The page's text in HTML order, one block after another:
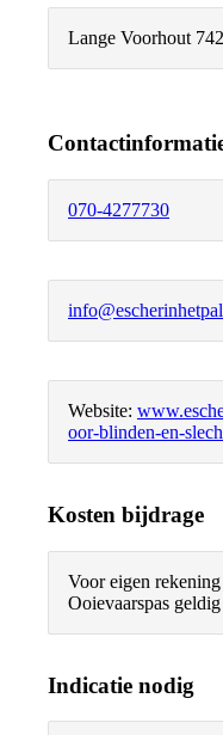
Lange Voorhout 74
070-4277730
Website:
oor-blinden-en-
Kosten bijdrage
Voor eigen rekening
Ooievaarspas geldig
Indicatie nodig